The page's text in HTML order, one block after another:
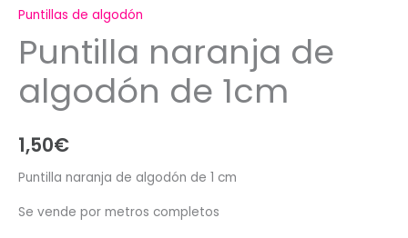
Puntillas de algodón
Puntilla naranja de
algodón de 1cm
1,50€
Puntilla naranja de algodón de 1 cm
Se vende por metros completos